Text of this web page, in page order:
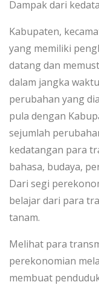
Dampak dari
Kabupaten,
yang memiliki
datang dan
dalam jangka
perubahan yang
pula dengan
sejumlah
kedatangan para
bahasa, budaya,
Dari segi
belajar dari para
tanam.
Melihat para
perekonomian
membuat